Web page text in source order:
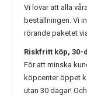
Vi lovar att alla
beställningen. Vi
rörande paketet
Riskfritt köp,
För att minska
köpcenter öppet
utan 30 dagar!